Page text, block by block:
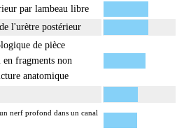
par lambeau libre
l'urètre postérieur
de pièce
en fragments non
anatomique
nerf profond dans un canal